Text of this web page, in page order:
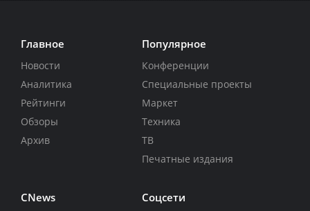
Главное
Новости
Аналитика
Рейтинги
Обзоры
Архив
Популярное
Конференции
Специальные проекты
Маркет
Техника
ТВ
Печатные издания
CNews Соцсети